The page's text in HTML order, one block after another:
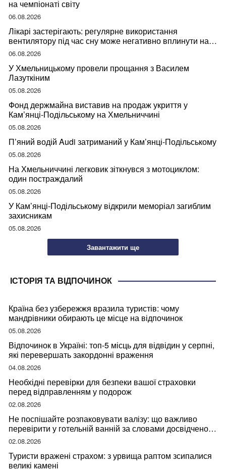
на чемпіонаті світу
06.08.2026
Лікарі застерігають: регулярне використання
вентилятору під час сну може негативно вплинути на
ваше здоров’я
06.08.2026
У Хмельницькому провели прощання з Василем
Лазуткіним
05.08.2026
Фонд держмайна виставив на продаж укриття у
Кам’янці-Подільському на Хмельниччині
05.08.2026
П’яний водій Audi затриманий у Кам’янці-Подільському
05.08.2026
На Хмельниччині легковик зіткнувся з мотоциклом:
один постраждалий
05.08.2026
У Кам’янці-Подільському відкрили меморіал загиблим
захисникам
05.08.2026
Завантажити ще
ІСТОРІЯ ТА ВІДПОЧИНОК
Країна без узбережжя вразила туристів: чому
мандрівники обирають це місце на відпочинок
05.08.2026
Відпочинок в Україні: топ-5 місць для відвідин у серпні,
які перевершать закордонні враження
04.08.2026
Необхідні перевірки для безпеки вашої страховки
перед відправленням у подорож
02.08.2026
Не поспішайте розпаковувати валізу: що важливо
перевірити у готельній ванній за словами досвідченої
мандрівниці
02.08.2026
Туристи вражені страхом: з урвища раптом зсипалися
великі камені